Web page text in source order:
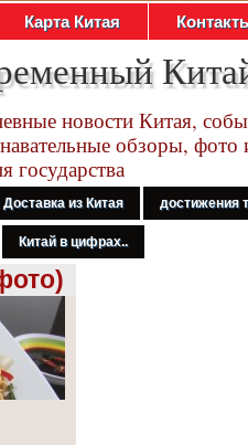
Карта Китая
новости Китая,
обзоры, фото
государства
Доставка из Китая достижения
Китай в цифрах..